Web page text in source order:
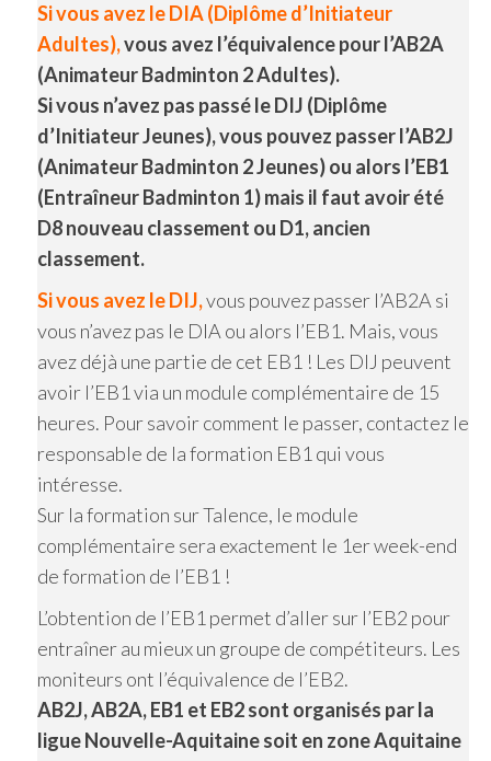
Si vous avez le DIA (Diplôme d’Initiateur
Adultes),vous avez l’équivalence pour l’AB2A
(Animateur Badminton 2 Adultes).
Si vous n’avez pas passé le DIJ (Diplôme
d’Initiateur Jeunes), vous pouvez passer l’AB2J
(Animateur Badminton 2 Jeunes) ou alors l’EB1
(Entraîneur Badminton 1) mais il faut avoir été
D8 nouveau classement ou D1, ancien
classement.
Si vous avez le DIJ,vous pouvez passer l’AB2A si
vous n’avez pas le DIA ou alors l’EB1. Mais, vous
avez déjà une partie de cet EB1 ! Les DIJ peuvent
avoir l’EB1 via un module complémentaire de 15
heures. Pour savoir comment le passer, contactez le
responsable de la formation EB1 qui vous
intéresse.
Sur la formation sur Talence, le module
complémentaire sera exactement le 1er week-end
de formation de l’EB1 !
L’obtention de l’EB1 permet d’aller sur l’EB2 pour
entraîner au mieux un groupe de compétiteurs. Les
moniteurs ont l’équivalence de l’EB2.
AB2J, AB2A, EB1 et EB2 sont organisés par la
ligue Nouvelle-Aquitaine soit en zone Aquitaine